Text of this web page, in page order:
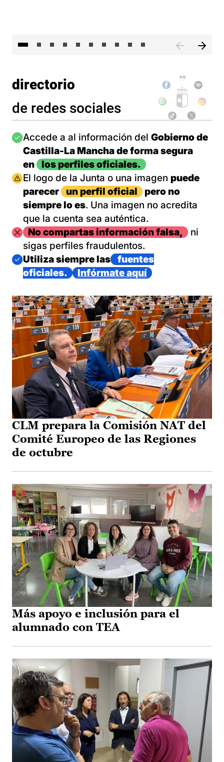
directorio
de redes sociales
Imagen
Accede a al información del Gobierno de
Castilla-La Mancha de forma segura
en
los perfiles oficiales.
Imagen
El logo de la Junta o una imagen puede
parecer
un perfil oficial
pero no
siempre lo es. Una imagen no acredita
que la cuenta sea auténtica.
ImagenNo compartas información falsa,
ni
sigas perfiles fraudulentos.
Imagen
Utiliza siempre las
fuentes
oficiales.
Infórmate aquí
CLM prepara la Comisión NAT del
Comité Europeo de las Regiones
de octubre
Más apoyo e inclusión para el
alumnado con TEA